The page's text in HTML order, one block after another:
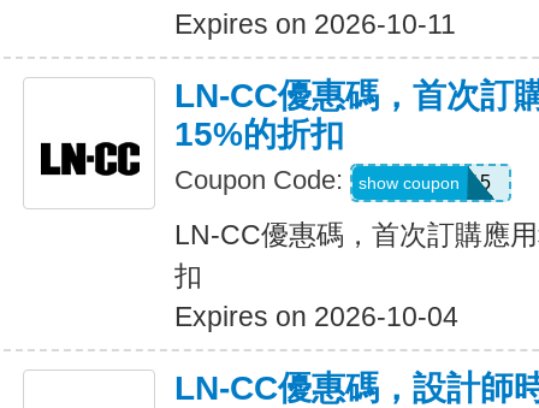
Expires on 2026-10-11
LN-CC優惠碼，首次訂
15%的折扣
Coupon Code: APP15
show coupon
LN-CC優惠碼，首次訂購應
扣
Expires on 2026-10-04
LN-CC優惠碼，設計師